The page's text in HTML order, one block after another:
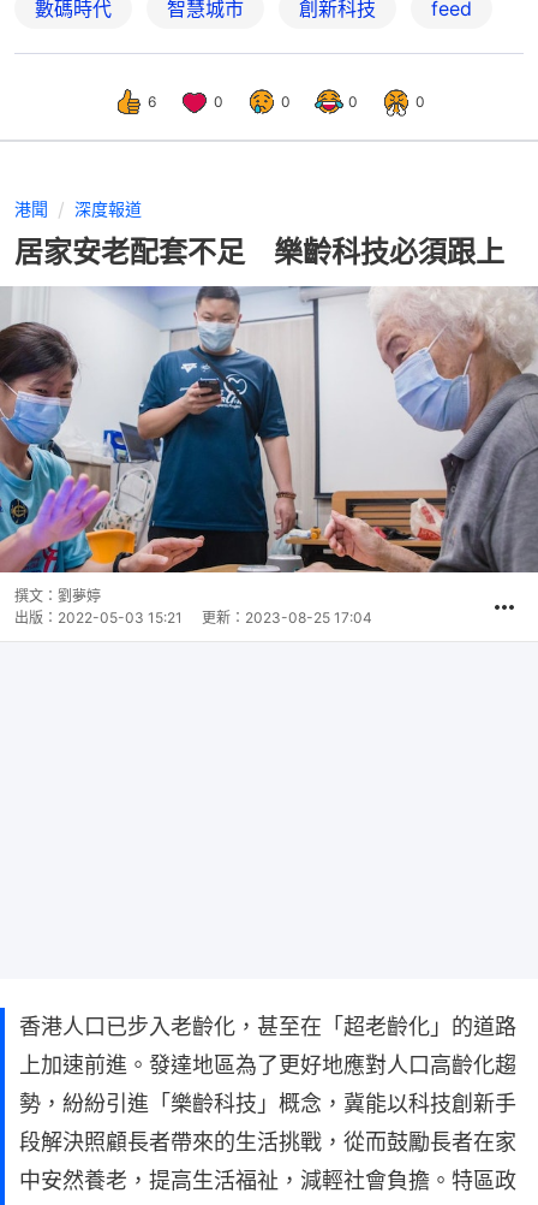
數碼時代 智慧城市 創新科技 feed
6 0 0 0 0
港聞 深度報道
居家安老配套不足 樂齡科技必須跟上
撰文： 劉夢婷
出版： 2022-05-03 15:21 更新： 2023-08-25 17:04
香港人口已步入老齡化，甚至在「超老齡化」的道路
上加速前進。發達地區為了更好地應對人口高齡化趨
勢，紛紛引進「樂齡科技」概念，冀能以科技創新手
段解決照顧長者帶來的生活挑戰，從而鼓勵長者在家
中安然養老，提高生活福祉，減輕社會負擔。特區政